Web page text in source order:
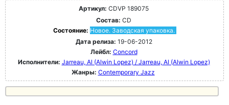
Артикул: CDVP 189075
Состав: CD
Состояние: Новое. Заводская упаковка.
Дата релиза: 19-06-2012
Лейбл: Concord
Исполнители: Jarreau, Al (Alwin Lopez) / Jarreau, Al (Alwin Lopez)
Жанры: Contemporary Jazz